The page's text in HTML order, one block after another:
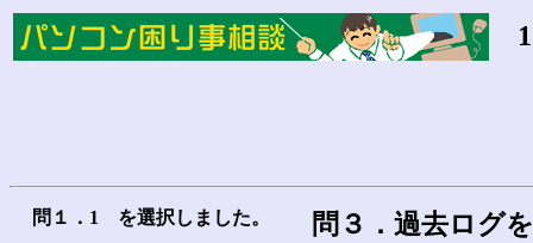
1
問１．1 を選択しました。
問３．過去ログ